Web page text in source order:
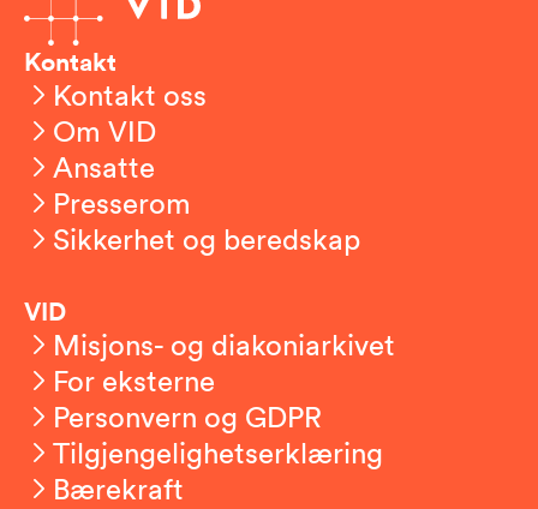
Kontakt
Kontakt oss
Om VID
Ansatte
Presserom
Sikkerhet og beredskap
VID
Misjons- og diakoniarkivet
For eksterne
Personvern og GDPR
Tilgjengelighetserklæring
Bærekraft